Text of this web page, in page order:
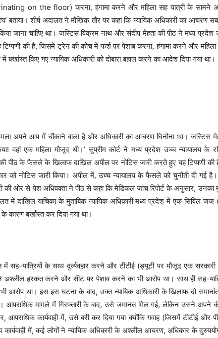
on the floor) करना, हंगामा करने और महिला सह यात्री के सामने
बताया। शीर्ष अदालत ने मौखिक तौर पर कहा कि न्यायिक अधिकारी का आचरण
जाना चाहिए था। जस्टिस विक्रम नाथ और संदीप मेहता की पीठ ने मध्य
टिप्पणी की है, जिसमें ट्रेन की कोच में फर्श पर पेशाब करना, हंगामा करने और
किए गए न्यायिक अधिकारी को दोबारा बहाल करने का आदेश दिया गया था।
अपने आप में चौंकाने वाला है और अधिकारी का आचरण घिनौना था। जस्टिस
वहां एक महिला मौजूद थी।’ सुप्रीम कोर्ट ने मध्य प्रदेश उच्च न्यायालय के
पीठ के फैसले के खिलाफ दाखिल अपील पर नोटिस जारी करते हुए यह टिप्पणी की
को नोटिस जारी किया। अपील में, उच्च न्यायालय के फैसले को चुनौती दी गई
की ओर से पेश अधिवक्ता ने पीठ से कहा कि मेडिकल जांच रिपोर्ट के अनुसार,
में दाखिल याचिका के मुताबिक न्यायिक अधिकारी मध्य प्रदेश में एक सिविल
कारण बर्खास्त कर दिया गया था।
सह-यात्रियों के साथ दुर्व्यवहार करने और टीटीई (ड्यूटी पर मौजूद एक सरकारी
अश्लील हरकत करने और सीट पर पेशाब करने का भी आरोप था। साथ ही सह-
आरोप था। इस इस घटना के बाद, उक्त न्यायिक अधिकारी के खिलाफ दो
आपराधिक मामले में गिरफ्तारी के बाद, उसे जमानत मिल गई, लेकिन उसने अपने
आपराधिक कार्यवाही में, उसे बरी कर दिया गया क्योंकि गवाह (जिसमें टीटीई और
कार्यवाही में, कई लोगों ने न्यायिक अधिकारी के अश्लील आचरण, अधिकार के